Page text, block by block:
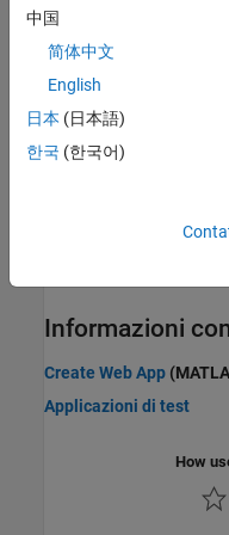
Creare componenti
nelle applicazioni
Pacchetto e condivisione
Condividere le
confezionarle e
Migrare le applicazioni
Informazioni
Create Web App
Applicazioni di test
How
中国
简体中文
English
日本 (日本語)
한국 (한국어)